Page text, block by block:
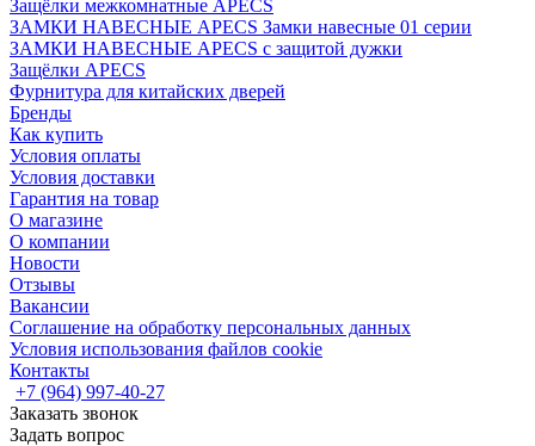
Защёлки межкомнатные APECS
ЗАМКИ НАВЕСНЫЕ APECS Замки навесные 01 серии
ЗАМКИ НАВЕСНЫЕ APECS с защитой дужки
Защёлки APECS
Фурнитура для китайских дверей
Бренды
Как купить
Условия оплаты
Условия доставки
Гарантия на товар
О магазине
О компании
Новости
Отзывы
Вакансии
Соглашение на обработку персональных данных
Условия использования файлов cookie
Контакты
+7 (964) 997-40-27
Заказать звонок
Задать вопрос